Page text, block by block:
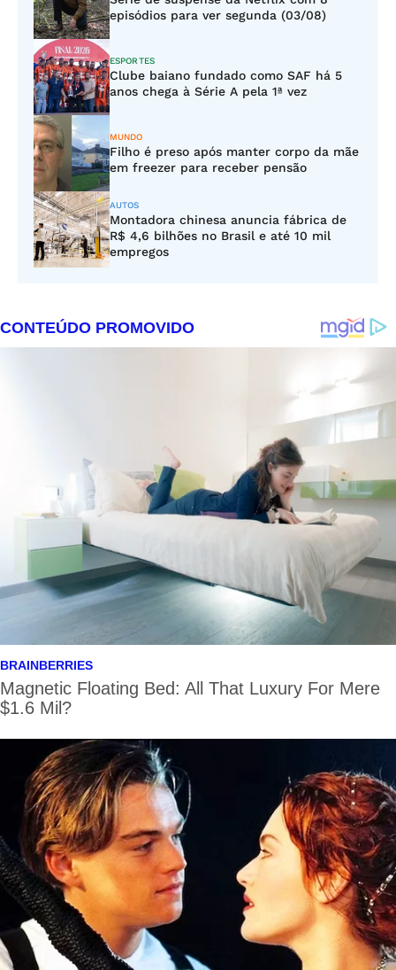
episódios para ver segunda (03/08)
ESPORTES
Clube baiano fundado como SAF há 5
anos chega à Série A pela 1ª vez
MUNDO
Filho é preso após manter corpo da mãe
em freezer para receber pensão
AUTOS
Montadora chinesa anuncia fábrica de
R$ 4,6 bilhões no Brasil e até 10 mil
empregos